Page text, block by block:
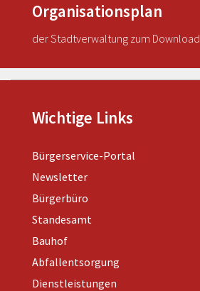
Organisationsplan
der Stadtverwaltung zum Download
Wichtige Links
Bürgerservice-Portal
Newsletter
Bürgerbüro
Standesamt
Bauhof
Abfallentsorgung
Dienstleistungen